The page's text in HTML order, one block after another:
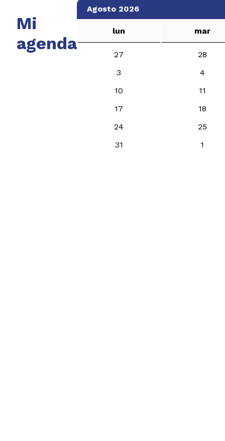
Mi
agenda
Agosto 2026
lun mar
27
28
3
4
10
11
17
18
24
25
31
1